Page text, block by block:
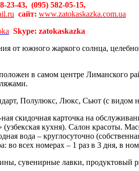
23-43, (095) 582-05-15,
сайт: www.zatokaskazka.com.ua
Skype: zatokaskazka
от южного жаркого солнца,
в самом центре Лиманского
Полулюкс, Люкс, Сьют (с видом
ная скидочная карточка на
кухня). Салон красоты.
вода – круглосуточно
во всех номерах – 1 раз в 3 дня, в
сувенирные лавки,